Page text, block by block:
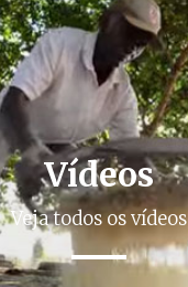
Vídeos
Veja todos os vídeos